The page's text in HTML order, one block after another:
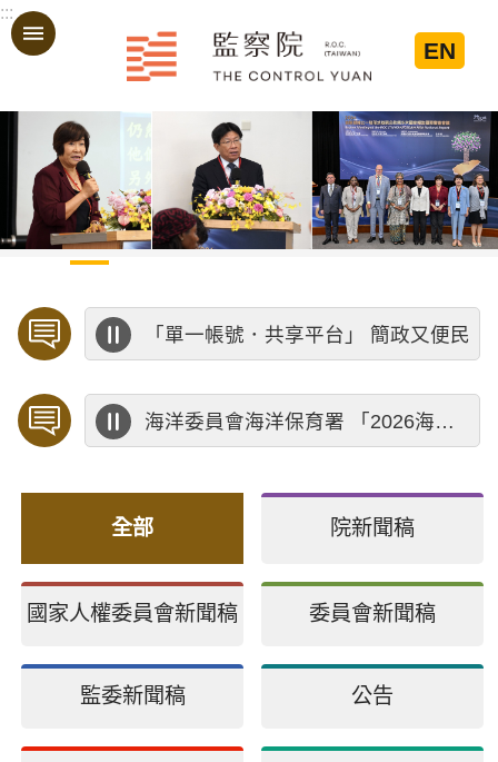
跳到主要內容區塊
:::
EN
「單一帳號．共享平台」 簡政又便民
海洋委員會海洋保育署 「2026海洋保育創意短影音競賽」活動
全部 院新聞稿
國家人權委員會新聞稿 委員會新聞稿
監委新聞稿 公告